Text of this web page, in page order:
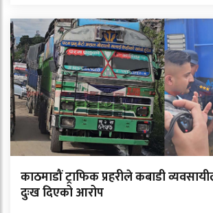
काठमाडौं ट्राफिक प्रहरीले कबाडी
दुःख दिएको आरोप